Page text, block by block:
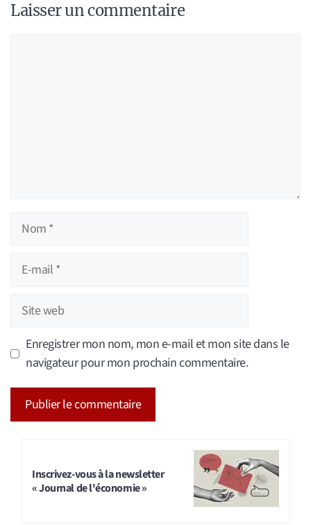
Laisser un commentaire
Nom
Site
web
Enregistrer mon nom, mon e-mail et mon site dans le
navigateur pour mon prochain commentaire.
Inscrivez-vous à la newsletter
« Journal de l'économie »